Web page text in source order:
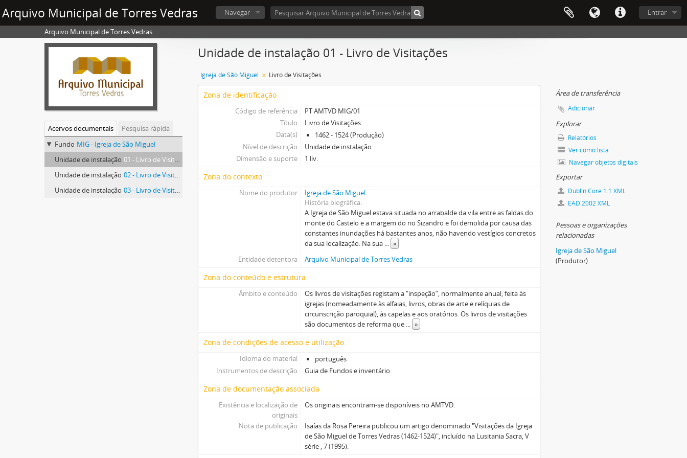
Arquivo Municipal de Torres Vedras Entrar
Navegar
Arquivo Municipal de Torres Vedras
Acervos documentais
Pesquisa rápida
Fundo MIG - Igreja de São Miguel
Unidade de instalação 01 - Livro de Visitações
Unidade de instalação 02 - Livro de Visitações
Unidade de instalação 03 - Livro de Visitações
Unidade de instalação 01 - Livro de Visitações
Igreja de São Miguel Livro de Visitações
Zona de identificação
Código de referência
PT AMTVD MIG/01
Título
Livro de Visitações
Data(s)
1462 - 1524 (Produção)
Nível de descrição
Unidade de instalação
Dimensão e suporte
1 liv.
Zona do contexto
Nome do produtor
Igreja de São Miguel
História biográfica
A Igreja de São Miguel estava situada no arrabalde da vila entre as faldas do
monte do Castelo e a margem do rio Sizandro e foi demolida por causa das
constantes inundações há bastantes anos, não havendo vestígios concretos
da sua localização. Na sua ... »
Entidade detentora
Arquivo Municipal de Torres Vedras
Zona do conteúdo e estrutura
Âmbito e conteúdo
Os livros de visitações registam a “inspeção”, normalmente anual, feita às
igrejas (nomeadamente às alfaias, livros, obras de arte e relíquias de
circunscrição paroquial), às capelas e aos oratórios. Os livros de visitações
são documentos de reforma que ... »
Zona de condições de acesso e utilização
Idioma do material
português
Instrumentos de descrição
Guia de Fundos e inventário
Zona de documentação associada
Existência e localização de
originais
Os originais encontram-se disponíveis no AMTVD.
Nota de publicação
Isaías da Rosa Pereira publicou um artigo denominado "Visitações da Igreja
de São Miguel de Torres Vedras (1462-1524)", incluído na Lusitania Sacra, V
série , 7 (1995).
Área de transferência
Adicionar
Explorar
Relatórios
Ver como lista
Navegar objetos digitais
Exportar
Dublin Core 1.1 XML
EAD 2002 XML
Pessoas e organizações
relacionadas
Igreja de São Miguel
(Produtor)